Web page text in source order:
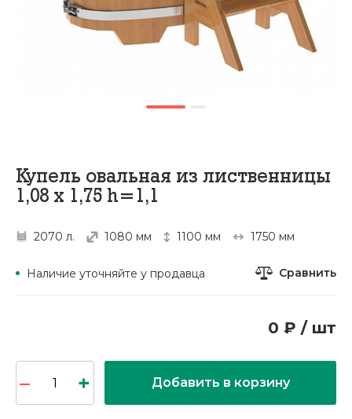
Купель овальная из лиственницы
1,08 х 1,75 h=1,1
2070 л. 1080 мм 1100 мм 1750 мм
Наличие уточняйте у продавца Сравнить
0 ₽ / шт
Добавить в корзину